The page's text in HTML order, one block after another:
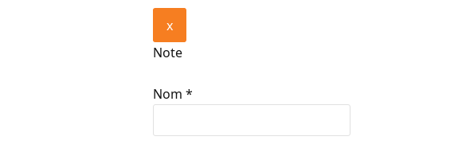
x
Note
Nom *